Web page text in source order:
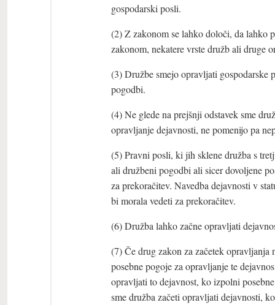
gospodarski posli.
(2) Z zakonom se lahko določi, da lahko
zakonom, nekatere vrste družb ali druge
(3) Družbe smejo opravljati gospodarske
pogodbi.
(4) Ne glede na prejšnji odstavek sme
opravljanje dejavnosti, ne pomenijo pa
(5) Pravni posli, ki jih sklene družba s
ali družbeni pogodbi ali sicer dovoljene
za prekoračitev. Navedba dejavnosti v
bi morala vedeti za prekoračitev.
(6) Družba lahko začne opravljati
(7) Če drug zakon za začetek opravljanja
posebne pogoje za opravljanje te
opravljati to dejavnost, ko izpolni
sme družba začeti opravljati dejavnosti,